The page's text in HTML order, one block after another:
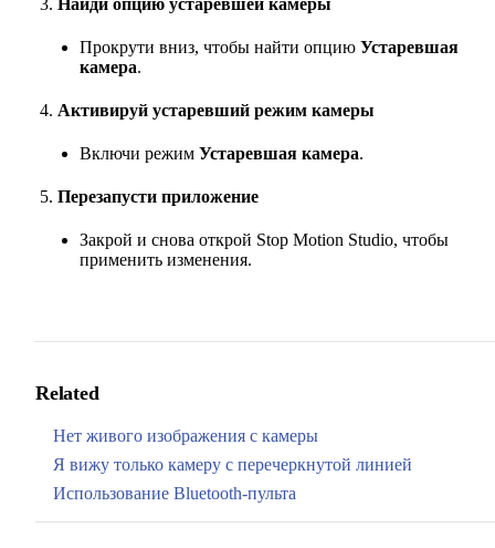
Найди опцию устаревшей камеры
Прокрути вниз, чтобы найти опцию Устаревшая
камера.
Активируй устаревший режим камеры
Включи режим Устаревшая камера.
Перезапусти приложение
Закрой и снова открой Stop Motion Studio, чтобы
применить изменения.
Related
Нет живого изображения с камеры
Я вижу только камеру с перечеркнутой линией
Использование Bluetooth-пульта